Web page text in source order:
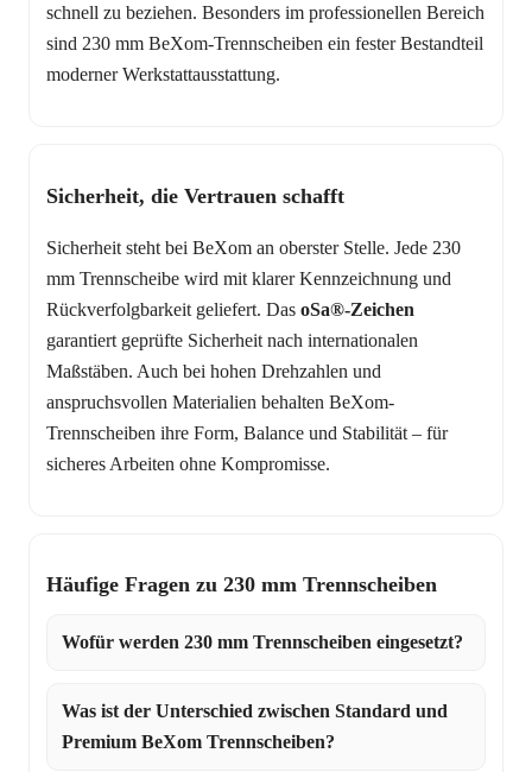
schnell zu beziehen. Besonders im professionellen Bereich
sind 230 mm BeXom-Trennscheiben ein fester Bestandteil
moderner Werkstattausstattung.
Sicherheit, die Vertrauen schafft
Sicherheit steht bei BeXom an oberster Stelle. Jede 230
mm Trennscheibe wird mit klarer Kennzeichnung und
Rückverfolgbarkeit geliefert. Das oSa®-Zeichen
garantiert geprüfte Sicherheit nach internationalen
Maßstäben. Auch bei hohen Drehzahlen und
anspruchsvollen Materialien behalten BeXom-
Trennscheiben ihre Form, Balance und Stabilität – für
sicheres Arbeiten ohne Kompromisse.
Häufige Fragen zu 230 mm Trennscheiben
Wofür werden 230 mm Trennscheiben eingesetzt?
Was ist der Unterschied zwischen Standard und
Premium BeXom Trennscheiben?